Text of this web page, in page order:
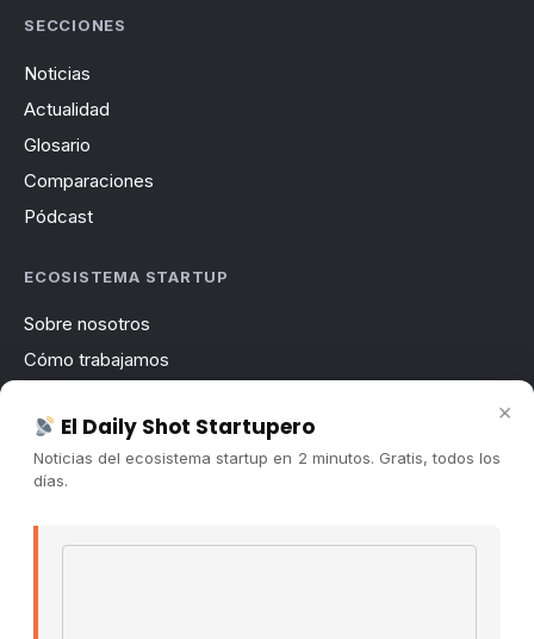
SECCIONES
Noticias
Actualidad
Glosario
Comparaciones
Pódcast
ECOSISTEMA STARTUP
Sobre nosotros
Cómo trabajamos
Contacto
Publicidad
×
El Daily Shot Startupero
Noticias del ecosistema startup en 2 minutos. Gratis, todos los
días.